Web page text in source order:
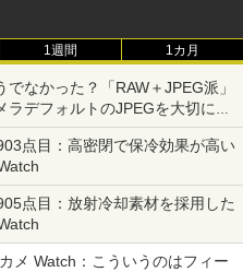
1週間 1カ月
なかった？「RAW＋JPEG派」
デフォルトのJPEGを大切にす
点目：高密閉で保冷効果が高い
点目：放射冷却素材を採用した
メ Watch：こういうのはフィー